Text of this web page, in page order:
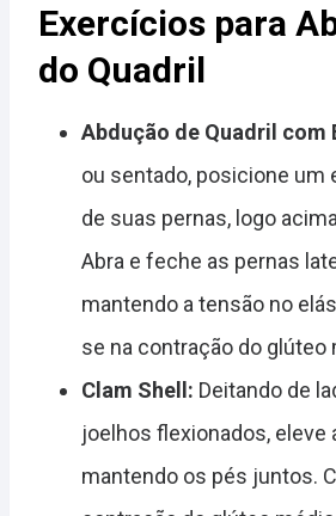
Exercícios para
do Quadril
Abdução de Quadril com
ou sentado, posicione um
de suas pernas, logo
Abra e feche as pernas
mantendo a tensão no
se na contração do glúteo
Clam Shell: Deitando de
joelhos flexionados, eleve
mantendo os pés juntos.